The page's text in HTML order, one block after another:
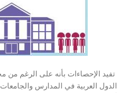
تفيد الإحصاءات بأنه على الرغم من
الدول العربية في المدارس والجامعات